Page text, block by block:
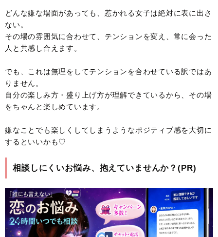
どんな嫌な場面があっても、惹かれる女子は絶対に表に出さ
ない。
その場の雰囲気に合わせて、テンションを変え、常に会った
人と共感し合えます。
でも、これは無理をしてテンションを合わせている訳ではあ
りません。
自分の楽しみ方・盛り上げ方が理解できているから、その場
をちゃんと楽しめています。
嫌なことでも楽しくしてしまうようなポジティブ感を大切に
するといいかも♡
相談しにくいお悩み、抱えていませんか？(PR)